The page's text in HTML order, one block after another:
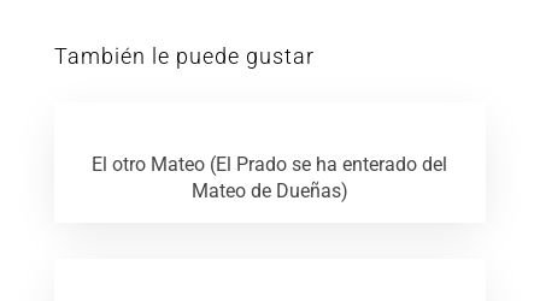
También le puede gustar
El otro Mateo (El Prado se ha enterado del
Mateo de Dueñas)